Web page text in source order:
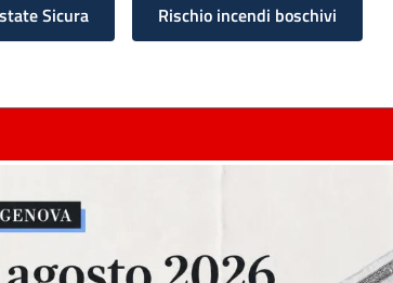
Sicura Rischio incendi boschivi